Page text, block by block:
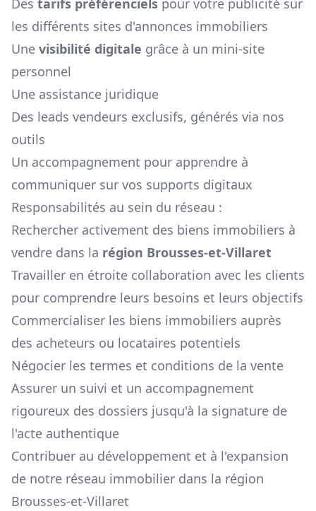
Des tarifs préférenciels pour votre publicité sur
les différents sites d'annonces immobiliers
Une visibilité digitale grâce à un mini-site
personnel
Une assistance juridique
Des leads vendeurs exclusifs, générés via nos
outils
Un accompagnement pour apprendre à
communiquer sur vos supports digitaux
Responsabilités au sein du réseau :
Rechercher activement des biens immobiliers à
vendre dans la région Brousses-et-Villaret
Travailler en étroite collaboration avec les clients
pour comprendre leurs besoins et leurs objectifs
Commercialiser les biens immobiliers auprès
des acheteurs ou locataires potentiels
Négocier les termes et conditions de la vente
Assurer un suivi et un accompagnement
rigoureux des dossiers jusqu'à la signature de
l'acte authentique
Contribuer au développement et à l'expansion
de notre réseau immobilier dans la région
Brousses-et-Villaret